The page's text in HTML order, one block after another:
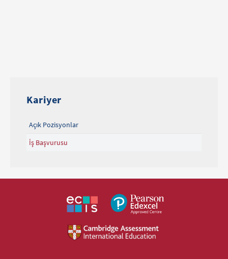
Kariyer
Açık Pozisyonlar
İş Başvurusu